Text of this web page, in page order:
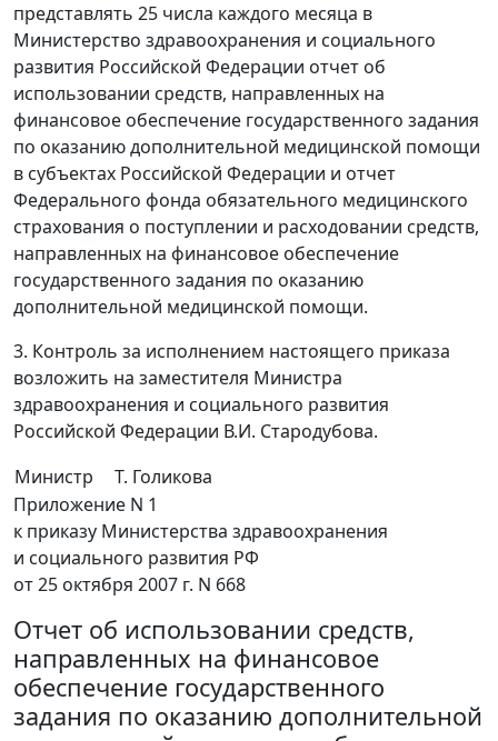
представлять 25 числа каждого месяца в
Министерство здравоохранения и социального
развития Российской Федерации отчет об
использовании средств, направленных на
финансовое обеспечение государственного задания
по оказанию дополнительной медицинской помощи
в субъектах Российской Федерации и отчет
Федерального фонда обязательного медицинского
страхования о поступлении и расходовании средств,
направленных на финансовое обеспечение
государственного задания по оказанию
дополнительной медицинской помощи.
3. Контроль за исполнением настоящего приказа
возложить на заместителя Министра
здравоохранения и социального развития
Российской Федерации В.И. Стародубова.
Министр
Т. Голикова
Приложение N 1
к приказу Министерства здравоохранения
и социального развития РФ
от 25 октября 2007 г. N 668
Отчет об использовании средств,
направленных на финансовое
обеспечение государственного
задания по оказанию дополнительной